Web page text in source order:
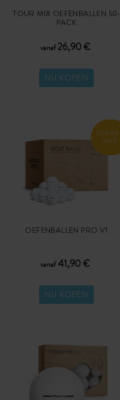
TOUR MIX OEFENBALLEN 50-
PACK
vanaf26,90 €
NU KOPEN
SALE
OEFENBALLEN PRO V1
vanaf41,90 €
NU KOPEN